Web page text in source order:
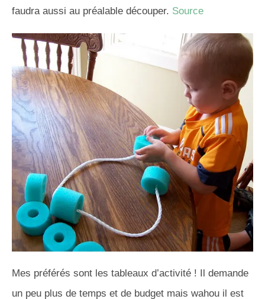
faudra aussi au préalable découper. Source
Mes préférés sont les tableaux d’activité ! Il demande
un peu plus de temps et de budget mais wahou il est